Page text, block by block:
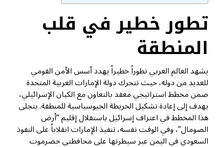
تطور خطير في قلب
المنطقة
يشهد العالم العربي تطوراً خطيراً يهدد أسس الأمن القومي
للعديد من دوله، حيث تتحرك دولة الإمارات العربية المتحدة
ضمن مخطط استراتيجي معقد بالتعاون مع الكيان الإسرائيلي،
يهدف إلى إعادة تشكيل الخريطة الجيوسياسية للمنطقة. يتجلى
هذا المخطط في اعتراف إسرائيل باستقلال إقليم “أرض
الصومال”، وفي الوقت نفسه، تنفيذ الإمارات انقلاباً على النفوذ
السعودي في اليمن عبر سيطرتها على محافظتي حضرموت